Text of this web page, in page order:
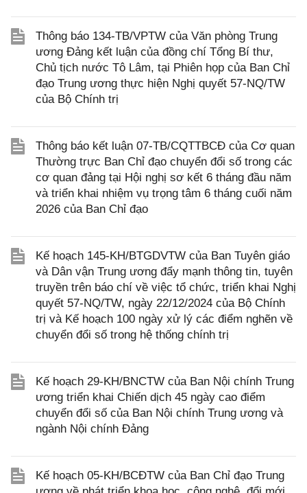
Thông báo 134-TB/VPTW của Văn phòng Trung
ương Đảng kết luận của đồng chí Tổng Bí thư,
Chủ tịch nước Tô Lâm, tại Phiên họp của Ban Chỉ
đạo Trung ương thực hiện Nghị quyết 57-NQ/TW
của Bộ Chính trị
Thông báo kết luận 07-TB/CQTTBCĐ của Cơ quan
Thường trực Ban Chỉ đạo chuyển đổi số trong các
cơ quan đảng tại Hội nghị sơ kết 6 tháng đầu năm
và triển khai nhiệm vụ trọng tâm 6 tháng cuối năm
2026 của Ban Chỉ đạo
Kế hoạch 145-KH/BTGDVTW của Ban Tuyên giáo
và Dân vận Trung ương đẩy mạnh thông tin, tuyên
truyền trên báo chí về việc tổ chức, triển khai Nghị
quyết 57-NQ/TW, ngày 22/12/2024 của Bộ Chính
trị và Kế hoạch 100 ngày xử lý các điểm nghẽn về
chuyển đổi số trong hệ thống chính trị
Kế hoạch 29-KH/BNCTW của Ban Nội chính Trung
ương triển khai Chiến dịch 45 ngày cao điểm
chuyển đổi số của Ban Nội chính Trung ương và
ngành Nội chính Đảng
Kế hoạch 05-KH/BCĐTW của Ban Chỉ đạo Trung